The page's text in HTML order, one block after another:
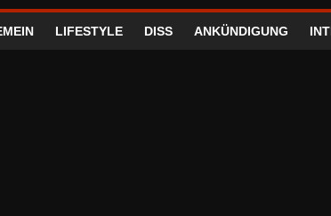
LIFESTYLE DISS ANKÜNDIGUNG